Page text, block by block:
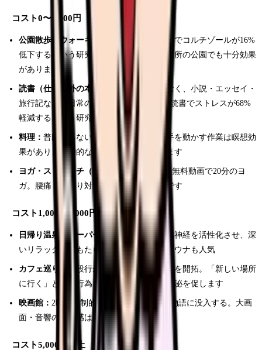
コスト0〜1,000円
公園散歩・ウォーキング：
30分の緑地散歩でコルチゾールが16%
低下するという研究データがあります。近所の公園でも十分効果
があります
読書（仕事以外の本）：
医療系の本ではなく、小説・エッセイ・
旅行記など非日常の世界に浸る。6分間の読書でストレスが68%
軽減するという研究もあります
料理： 普段作らないレシピに挑戦する。手を動かす作業は瞑想効
果があり、精神的なリフレッシュになります
ヨガ・ストレッチ（自宅で）：YouTubeの無料動画で20分のヨ
ガ。腰痛・肩こり対策にもなり一石二鳥です
コスト1,000〜5,000円
日帰り温泉・スーパー銭湯：
入浴は副交感神経を活性化させ、深
いリラックスをもたらします。岩盤浴やサウナも人気
カフェ巡り：
普段行かないエリアのカフェを開拓。「新しい場所
に行く」という行為自体がドーパミンの分泌を促します
映画館： 2時間強制的にスマホから離れ、物語に没入する。大画
面・音響の臨場感は自宅では得られません
コスト5,000円以上